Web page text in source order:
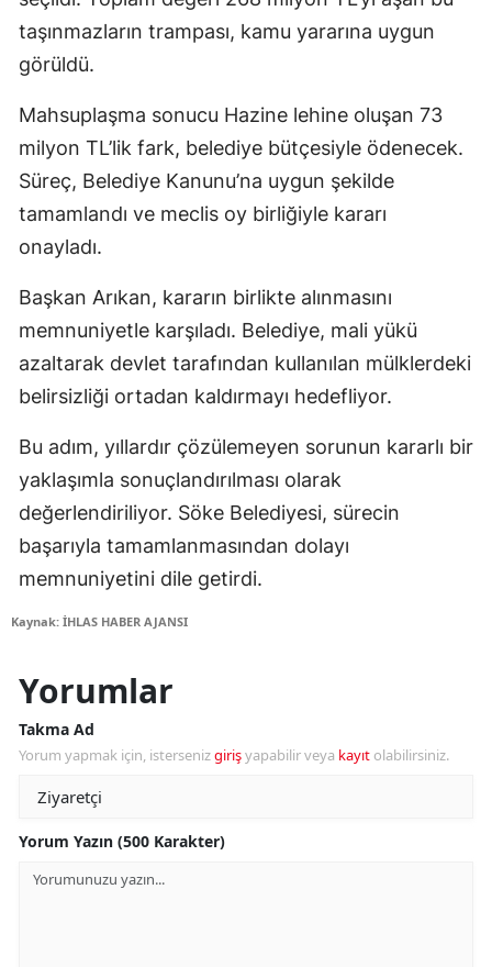
taşınmazların trampası, kamu yararına uygun
görüldü.
Mahsuplaşma sonucu Hazine lehine oluşan 73
milyon TL’lik fark, belediye bütçesiyle ödenecek.
Süreç, Belediye Kanunu’na uygun şekilde
tamamlandı ve meclis oy birliğiyle kararı
onayladı.
Başkan Arıkan, kararın birlikte alınmasını
memnuniyetle karşıladı. Belediye, mali yükü
azaltarak devlet tarafından kullanılan mülklerdeki
belirsizliği ortadan kaldırmayı hedefliyor.
Bu adım, yıllardır çözülemeyen sorunun kararlı bir
yaklaşımla sonuçlandırılması olarak
değerlendiriliyor. Söke Belediyesi, sürecin
başarıyla tamamlanmasından dolayı
memnuniyetini dile getirdi.
Kaynak: İHLAS HABER AJANSI
Yorumlar
Takma Ad
Yorum yapmak için, istersenizgirişyapabilir veya kayıt olabilirsiniz.
Yorum Yazın (500 Karakter)